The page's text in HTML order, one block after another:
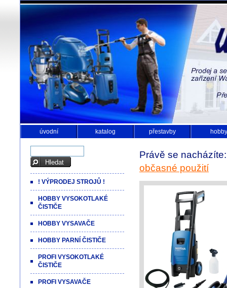
úvodní katalog přestavby hobby
Právě se
občasné použití
! VÝPRODEJ STROJŮ !
HOBBY VYSOKOTLAKÉ
ČISTIČE
HOBBY VYSAVAČE
HOBBY PARNÍ ČISTIČE
PROFI VYSOKOTLAKÉ
ČISTIČE
PROFI VYSAVAČE